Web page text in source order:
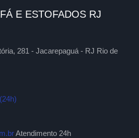
E ESTOFADOS RJ
281 - Jacarepaguá - RJ Rio de
Atendimento 24h